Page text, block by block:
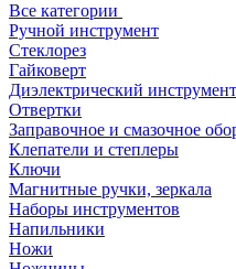
Все категории
Ручной инструмент
Стеклорез
Гайковерт
Диэлектрический инструмент
Отвертки
Заправочное и смазочное
Клепатели и степлеры
Ключи
Магнитные ручки, зеркала
Наборы инструментов
Напильники
Ножи